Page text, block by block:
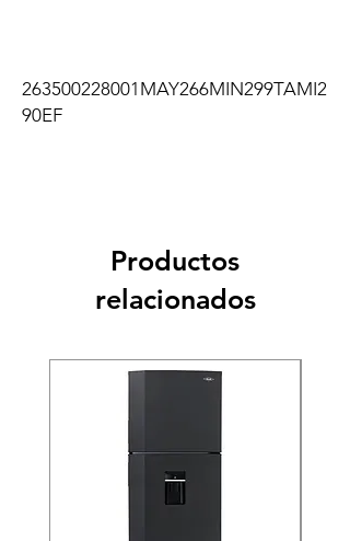
263500228001MAY266MIN299TAMI2
90EF
Productos
relacionados